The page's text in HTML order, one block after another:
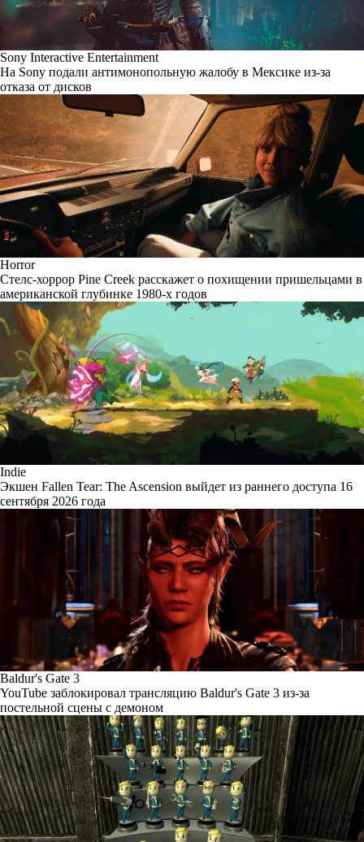
Sony Interactive Entertainment
На Sony подали антимонопольную жалобу в Мексике из-за
отказа от дисков
Horror
Стелс-хоррор Pine Creek расскажет о похищении пришельцами в
американской глубинке 1980-х годов
Indie
Экшен Fallen Tear: The Ascension выйдет из раннего доступа 16
сентября 2026 года
Baldur's Gate 3
YouTube заблокировал трансляцию Baldur's Gate 3 из-за
постельной сцены с демоном